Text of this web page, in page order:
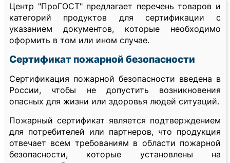
Центр "ПроГОСТ" предлагает перечень товаров и
категорий продуктов для сертификации с
указанием документов, которые необходимо
оформить в том или ином случае.
Сертификат пожарной безопасности
Сертификация пожарной безопасности введена в
России, чтобы не допустить возникновения
опасных для жизни или здоровья людей ситуаций.
Пожарный сертификат является подтверждением
для потребителей или партнеров, что продукция
отвечает всем требованиям в области пожарной
безопасности, которые установлены на